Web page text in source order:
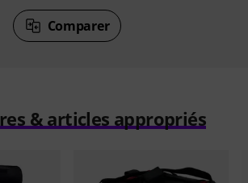
Comparer
& articles appropriés